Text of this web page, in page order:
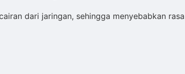
dari jaringan, sehingga menyebabkan rasa